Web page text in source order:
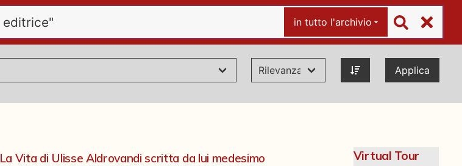
in tutto l'archivio
Applica
La Vita di Ulisse Aldrovandi scritta da lui medesimo Virtual Tour